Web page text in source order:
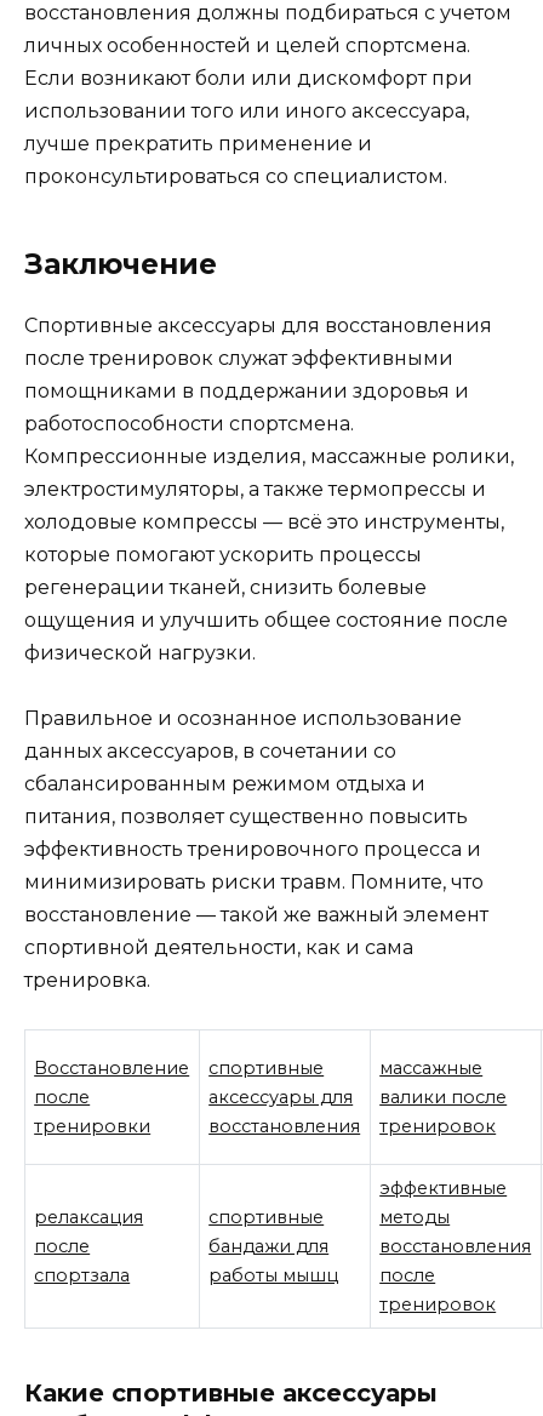
восстановления должны подбираться с учетом
личных особенностей и целей спортсмена.
Если возникают боли или дискомфорт при
использовании того или иного аксессуара,
лучше прекратить применение и
проконсультироваться со специалистом.
Заключение
Спортивные аксессуары для восстановления
после тренировок служат эффективными
помощниками в поддержании здоровья и
работоспособности спортсмена.
Компрессионные изделия, массажные ролики,
электростимуляторы, а также термопрессы и
холодовые компрессы — всё это инструменты,
которые помогают ускорить процессы
регенерации тканей, снизить болевые
ощущения и улучшить общее состояние после
физической нагрузки.
Правильное и осознанное использование
данных аксессуаров, в сочетании со
сбалансированным режимом отдыха и
питания, позволяет существенно повысить
эффективность тренировочного процесса и
минимизировать риски травм. Помните, что
восстановление — такой же важный элемент
спортивной деятельности, как и сама
тренировка.
Восстановление
после
тренировки
спортивные
аксессуары для
восстановления
массажные
валики после
тренировок
релаксация
после
спортзала
спортивные
бандажи для
работы мышц
эффективные
методы
восстановления
после
тренировок
Какие спортивные аксессуары